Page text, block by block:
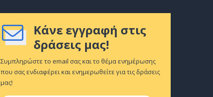
Κάνε εγγραφή στις
δράσεις μας!
Συμπληρώστε το email σας και το θέμα ενημέρωσης
που σας ενδιαφέρει και ενημερωθείτε για τις δράσεις
μας!